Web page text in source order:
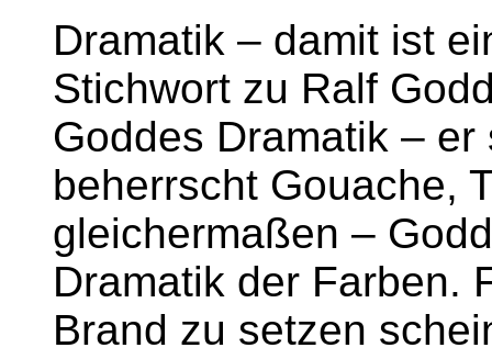
Dramatik – damit ist
Stichwort zu Ralf
Goddes Dramatik –
beherrscht Gouache,
gleichermaßen –
Dramatik der Farben.
Brand zu setzen